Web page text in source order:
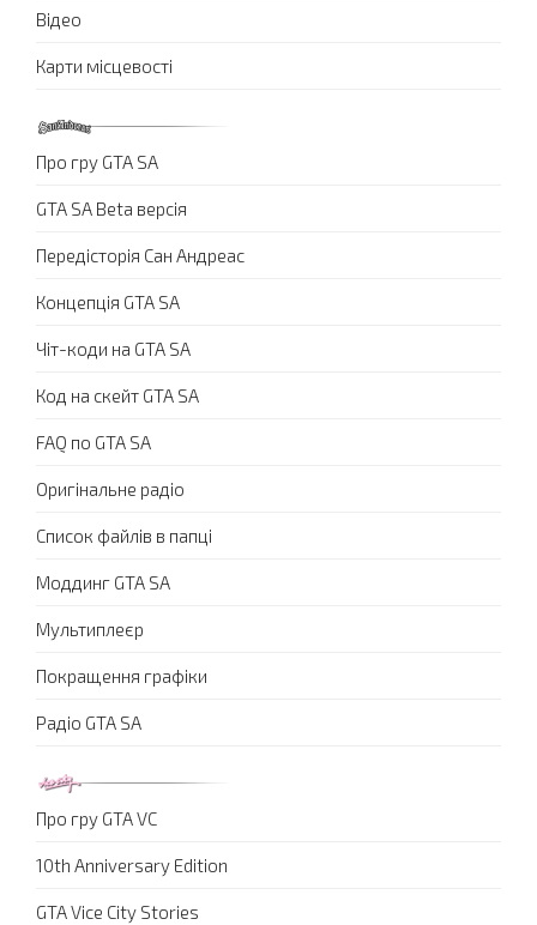
Відео
Карти місцевості
Про гру GTA SA
GTA SA Beta версія
Передісторія Сан Андреас
Концепція GTA SA
Чіт-коди на GTA SA
Код на скейт GTA SA
FAQ по GTA SA
Оригінальне радіо
Список файлів в папці
Моддинг GTA SA
Мультиплеєр
Покращення графіки
Радіо GTA SA
Про гру GTA VC
10th Anniversary Edition
GTA Vice City Stories